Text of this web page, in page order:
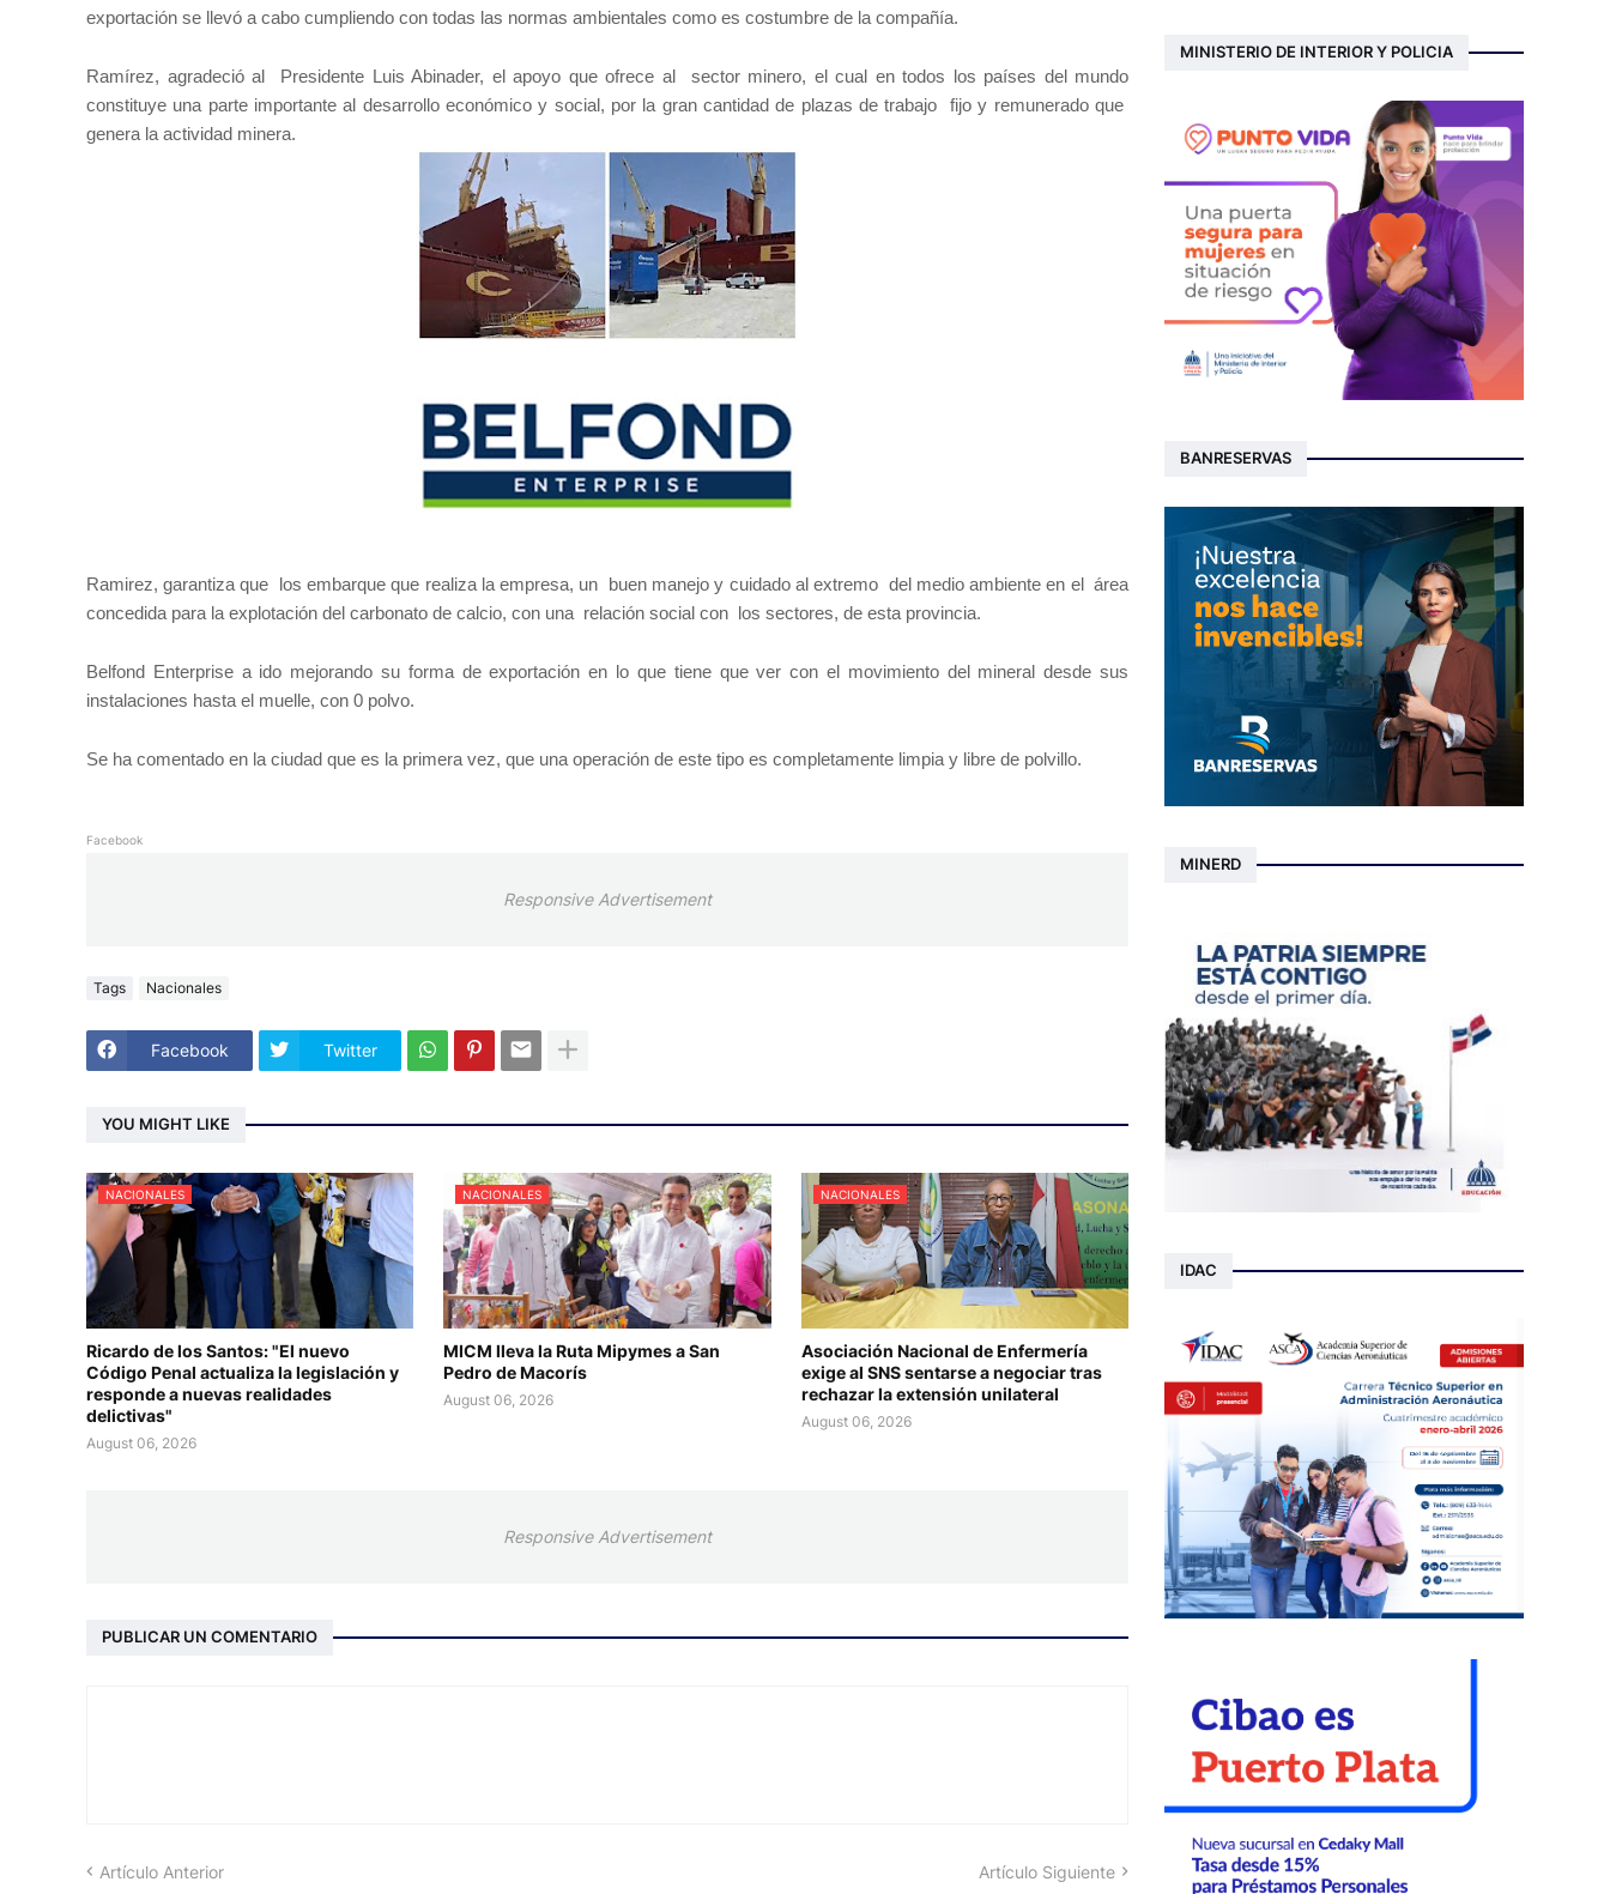
exportación se llevó a cabo cumpliendo con todas las normas ambientales como es costumbre de la compañía.
Ramírez, agradeció al Presidente Luis Abinader, el apoyo que ofrece al sector minero, el cual en todos los países del mundo
constituye una parte importante al desarrollo económico y social, por la gran cantidad de plazas de trabajo fijo y remunerado que
genera la actividad minera.
Ramirez, garantiza que los embarque que realiza la empresa, un buen manejo y cuidado al extremo del medio ambiente en el área
concedida para la explotación del carbonato de calcio, con una relación social con los sectores, de esta provincia.
Belfond Enterprise a ido mejorando su forma de exportación en lo que tiene que ver con el movimiento del mineral desde sus
instalaciones hasta el muelle, con 0 polvo.
Se ha comentado en la ciudad que es la primera vez, que una operación de este tipo es completamente limpia y libre de polvillo.
Facebook
Responsive Advertisement
Tags Nacionales
Facebook Twitter
YOU MIGHT LIKE
NACIONALES
Ricardo de los Santos: "El nuevo
Código Penal actualiza la legislación y
responde a nuevas realidades
delictivas"
August 06, 2026
NACIONALES
MICM lleva la Ruta Mipymes a San
Pedro de Macorís
August 06, 2026
NACIONALES
Asociación Nacional de Enfermería
exige al SNS sentarse a negociar tras
rechazar la extensión unilateral
August 06, 2026
Responsive Advertisement
PUBLICAR UN COMENTARIO
Artículo Anterior Artículo Siguiente
MINISTERIO DE INTERIOR Y POLICIA
BANRESERVAS
MINERD
IDAC